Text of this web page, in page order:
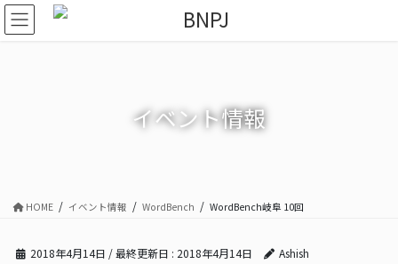
コ
ン
ナ
ビ
イベント情報
HOME イベント情報 WordBench WordBench岐阜 10回
2018年4月14日 / 最終更新日 : 2018年4月14日 Ashish